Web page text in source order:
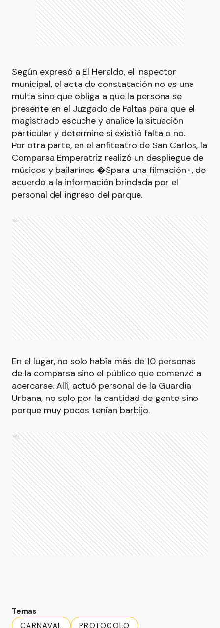
Según expresó a El Heraldo, el inspector
municipal, el acta de constatación no es una
multa sino que obliga a que la persona se
presente en el Juzgado de Faltas para que el
magistrado escuche y analice la situación
particular y determine si existió falta o no.
Por otra parte, en el anfiteatro de San Carlos, la
Comparsa Emperatriz realizó un despliegue de
músicos y bailarines �Spara una filmación⬝, de
acuerdo a la información brindada por el
personal del ingreso del parque.
Ads
En el lugar, no solo había más de 10 personas
de la comparsa sino el público que comenzó a
acercarse. Allí, actuó personal de la Guardia
Urbana, no solo por la cantidad de gente sino
porque muy pocos tenían barbijo.
Ads
Temas
CARNAVAL
PROTOCOLO